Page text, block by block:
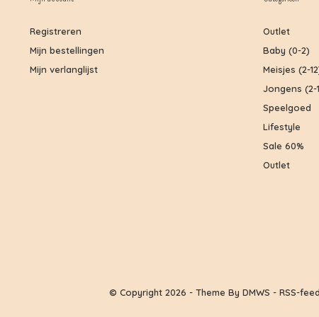
Registreren
Mijn bestellingen
Mijn verlanglijst
Outlet
Baby (0-2)
Meisjes (2-
Jongens (2-
Speelgoed
Lifestyle
Sale 60%
Outlet
© Copyright 2026 - Theme By DMWS - RSS-feed